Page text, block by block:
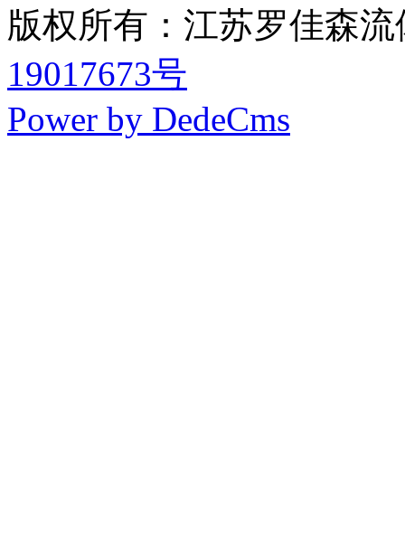
版权所有：江苏罗佳森
19017673号
Power by DedeCms